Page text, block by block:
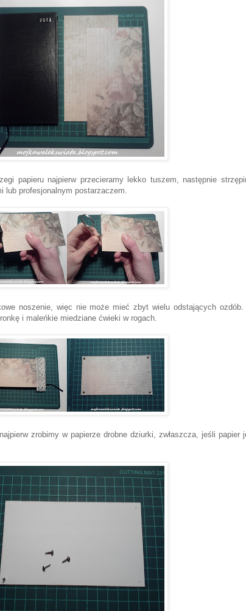
papieru najpierw przecieramy lekko tuszem, następnie
lub profesjonalnym postarzaczem.
noszenie, więc nie może mieć zbyt wielu odstających
i maleńkie miedziane ćwieki w rogach.
zrobimy w papierze drobne dziurki, zwłaszcza, jeśli papier